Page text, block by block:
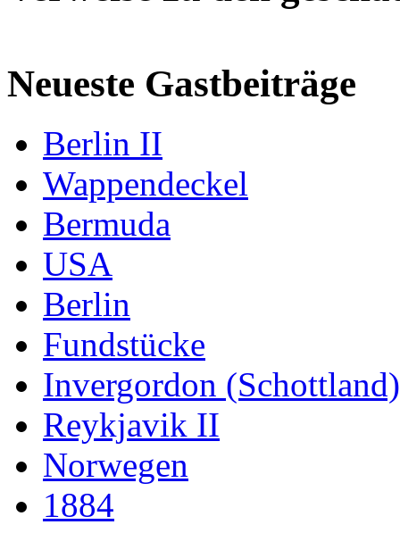
Neueste Gastbeiträge
Berlin II
Wappendeckel
Bermuda
USA
Berlin
Fundstücke
Invergordon (Schottland)
Reykjavik II
Norwegen
1884